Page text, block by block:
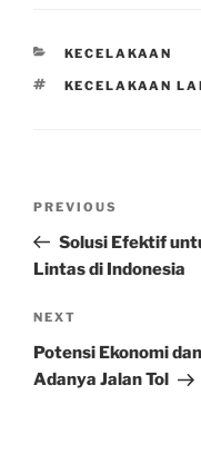
CATEGORIES
KECELAKAAN
TAGS
KECELAKAAN
Previous
Post
PREVIOUS
Solusi Efektif
Lintas di Indonesia
Next
Post
NEXT
Potensi Ekonomi
Adanya Jalan Tol